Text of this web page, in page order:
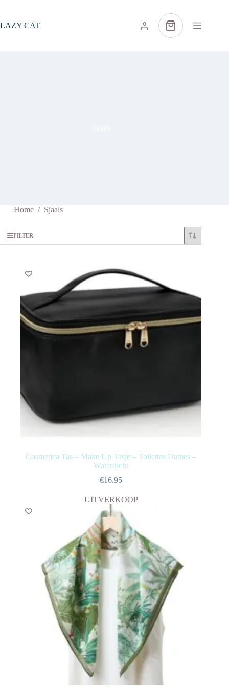
de
LAZY CAT Winkelwagen
Home / Sjaals
FILTER
Cosmetica Tas – Make Up Tasje – Toilettas Dames –
Waterdicht
€16.95
UITVERKOOP